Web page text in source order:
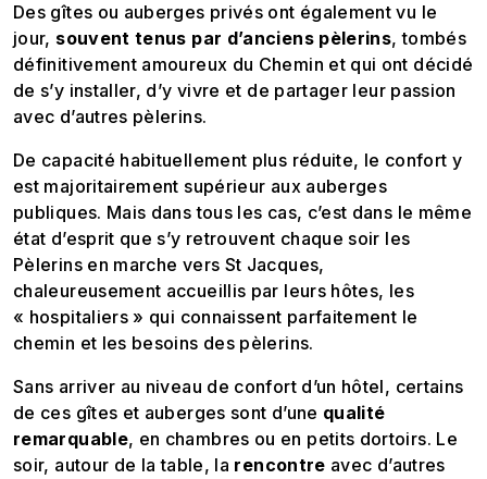
Des gîtes ou auberges privés ont également vu le
jour, souvent tenus par d’anciens pèlerins, tombés
définitivement amoureux du Chemin et qui ont décidé
de s’y installer, d’y vivre et de partager leur passion
avec d’autres pèlerins.
De capacité habituellement plus réduite, le confort y
est majoritairement supérieur aux auberges
publiques. Mais dans tous les cas, c’est dans le même
état d’esprit que s’y retrouvent chaque soir les
Pèlerins en marche vers St Jacques,
chaleureusement accueillis par leurs hôtes, les
« hospitaliers » qui connaissent parfaitement le
chemin et les besoins des pèlerins.
Sans arriver au niveau de confort d’un hôtel, certains
de ces gîtes et auberges sont d’une qualité
remarquable, en chambres ou en petits dortoirs. Le
soir, autour de la table, la rencontre avec d’autres